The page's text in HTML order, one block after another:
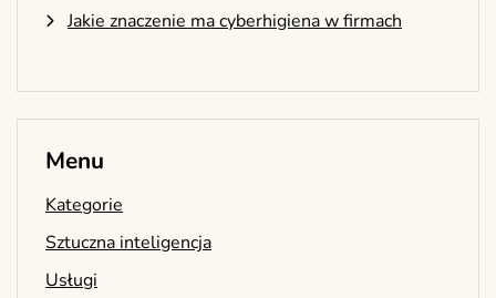
Jakie znaczenie ma cyberhigiena w firmach
Menu
Kategorie
Sztuczna inteligencja
Usługi